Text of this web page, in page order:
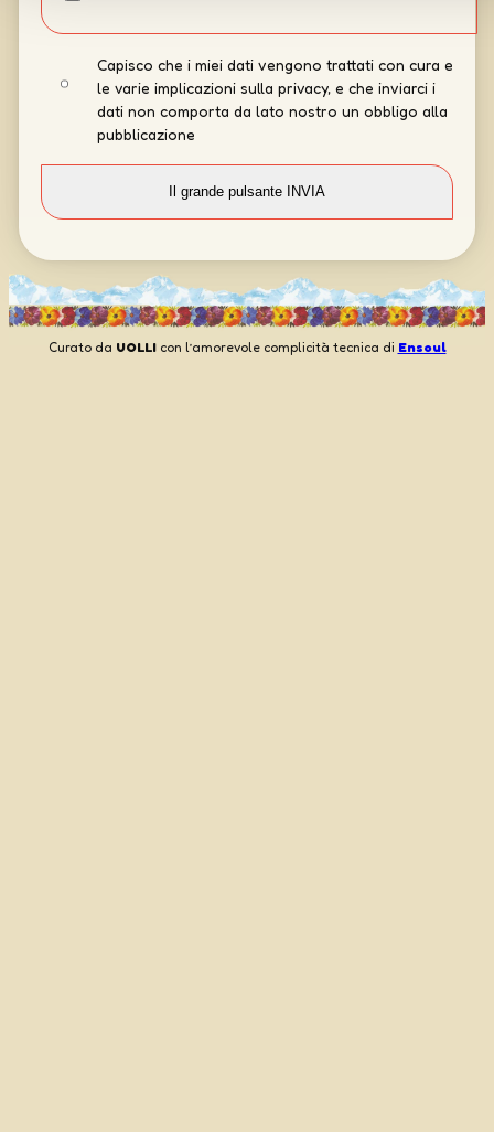
Capisco che i miei dati vengono trattati con cura e
le varie implicazioni sulla privacy, e che inviarci i
dati non comporta da lato nostro un obbligo alla
pubblicazione
Curato da UOLLIcon l’amorevole complicità tecnica di Ensoul